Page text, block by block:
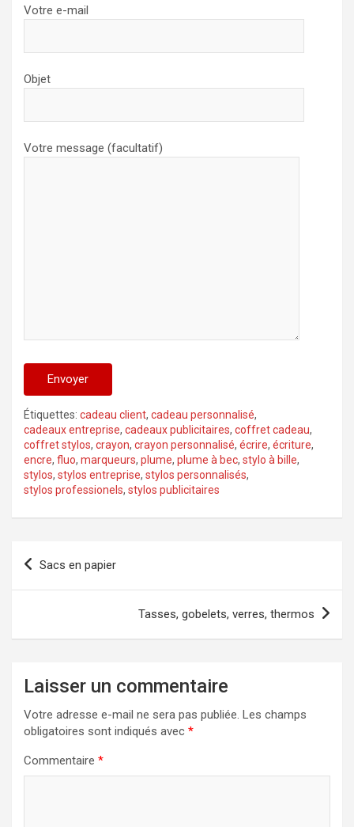
Votre e-mail
Objet
Votre message (facultatif)
Alternative:
Étiquettes: cadeau client, cadeau personnalisé,
cadeaux entreprise, cadeaux publicitaires, coffret cadeau,
coffret stylos, crayon, crayon personnalisé, écrire, écriture,
encre, fluo, marqueurs, plume, plume à bec, stylo à bille,
stylos, stylos entreprise, stylos personnalisés,
stylos professionels, stylos publicitaires
Navigation
Sacs en papier
Tasses, gobelets, verres, thermos
Laisser un commentaire
Votre adresse e-mail ne sera pas publiée. Les champs
obligatoires sont indiqués avec *
Commentaire *